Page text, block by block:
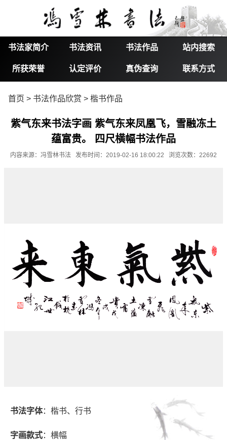
书法家简介 书法资讯 书法作品 站内搜索
所获荣誉 认定评价 真伪查询 联系方式
首页 > 书法作品欣赏 > 楷书作品
紫气东来书法字画 紫气东来凤凰飞，雪融冻土
蕴富贵。 四尺横幅书法作品
内容来源：冯雪林书法 发布时间：2019-02-16 18:00:22 浏览次数：22692
书法字体：楷书、行书
字画款式：横幅